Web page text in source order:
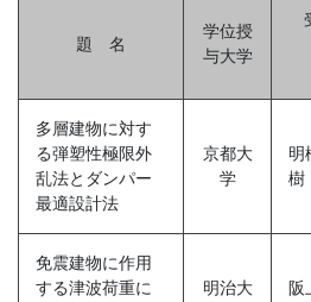
題 名
学位授
与大学
多層建物に対す
る弾塑性極限外
乱法とダンパー
最適設計法
京都大
学
樹
免震建物に作用
する津波荷重に
明治大